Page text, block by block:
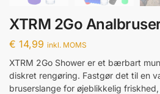
XTRM 2Go
€ 14,99 inkl. MOMS
XTRM 2Go Shower er et bærbart
diskret rengøring. Fastgør det til en
bruserslange for øjeblikkelig